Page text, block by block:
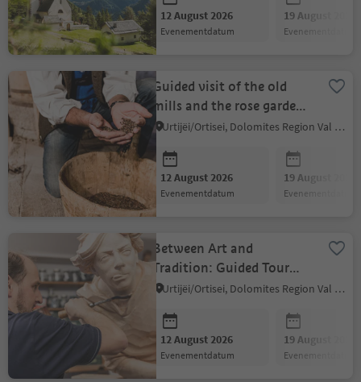
12 August 2026
evenementdatum
19 August 2026
evenementdatum
Guided visit of the old
mills and the rose garden
of Bulla
Urtijëi/Ortisei, Dolomites Region Val Gardena
12 August 2026
evenementdatum
19 August 2026
evenementdatum
Between Art and
Tradition: Guided Tour
with Aperitif
Urtijëi/Ortisei, Dolomites Region Val Gardena
12 August 2026
evenementdatum
19 August 2026
evenementdatum